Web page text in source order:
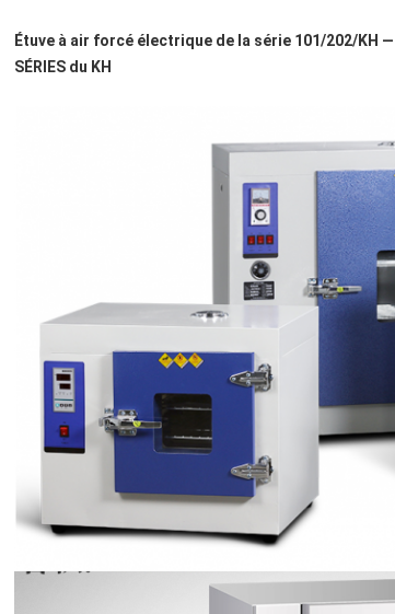
Étuve à air forcé électrique de la série 101/202/
SÉRIES du KH